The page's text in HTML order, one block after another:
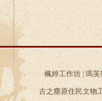
楓婷工作坊 | 瑪芙
古之塵原住民文物